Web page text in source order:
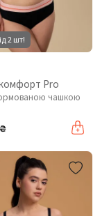
2 шт!
Pro
чашкою
₴